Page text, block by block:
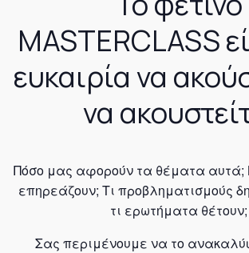
MASTERCLASS
ευκαιρία να
να
Πόσο μας αφορούν τα θέματα
επηρεάζουν; Τι προβληματισμούς
τι ερωτήματα θέτουν;
Σας περιμένουμε να το